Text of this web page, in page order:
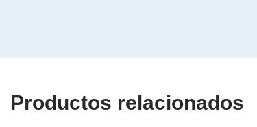
Productos relacionados